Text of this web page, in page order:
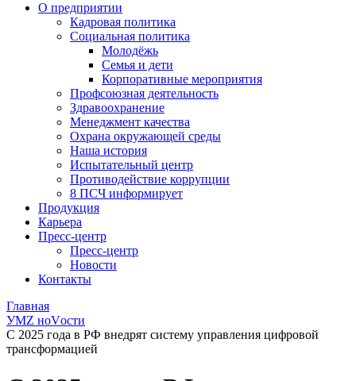
О предприятии
Кадровая политика
Социальная политика
Молодёжь
Семья и дети
Корпоративные мероприятия
Профсоюзная деятельность
Здравоохранение
Менеджмент качества
Охрана окружающей среды
Наша история
Испытательный центр
Противодействие коррупции
8 ПСЧ информирует
Продукция
Карьера
Пресс-центр
Пресс-центр
Новости
Контакты
Главная
УМZ ноVости
С 2025 года в РФ внедрят систему управления цифровой
трансформацией